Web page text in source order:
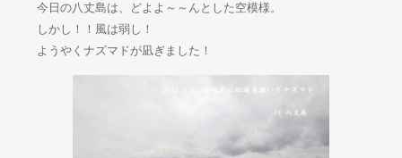
今日の八丈島は、どよよ～～んとした空模様。
しかし！！風は弱し！
ようやくナズマドが凪ぎました！